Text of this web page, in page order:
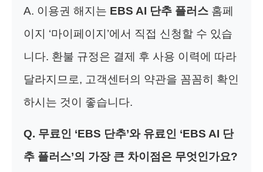
A. 이용권 해지는 EBS AI 단추 플러스 홈페
이지 ‘마이페이지’에서 직접 신청할 수 있습
니다. 환불 규정은 결제 후 사용 이력에 따라
달라지므로, 고객센터의 약관을 꼼꼼히 확인
하시는 것이 좋습니다.
Q. 무료인 ‘EBS 단추’와 유료인 ‘EBS AI 단
추 플러스’의 가장 큰 차이점은 무엇인가요?